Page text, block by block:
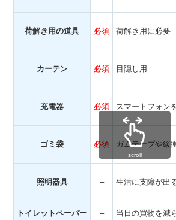
荷解き用の道具 必須 荷解き用に必要
カーテン 必須 目隠し用
充電器 必須 スマートフォン
ゴミ袋 必須 ガムテープや緩
照明器具 – 生活に支障が出
トイレットペーパー – 当日の買物を減
scroll